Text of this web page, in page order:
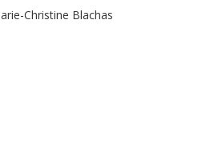
Christine Blachas